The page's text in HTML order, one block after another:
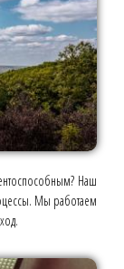
Наш
Мы работаем